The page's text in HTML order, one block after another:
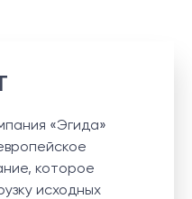
«Эгида»
которое
исходных